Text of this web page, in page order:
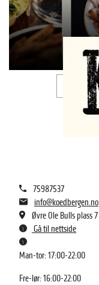
75987537
info@koedbergen.no
Øvre Ole Bulls plass 7
Gå til nettside
Man-tor: 17:00-22:00
Fre-lør: 16:00-22:00